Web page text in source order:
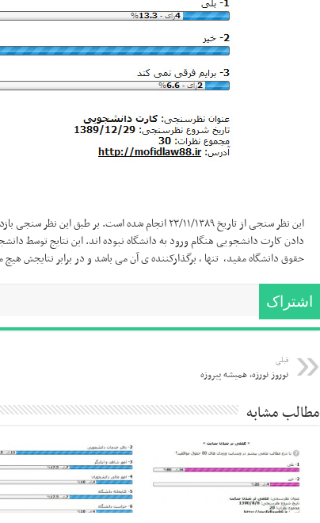
حقوق دانشگاه مفید، تنها ، برگذارکننده ی آن می باشد و در برابر نتایجش هیچ
اشتراک
قبلی
نوروز نورزه، همیشه پیروزه
مطالب مشابه